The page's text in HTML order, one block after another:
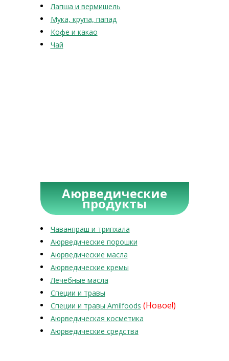
Лапша и вермишель
Мука, крупа, папад
Кофе и какао
Чай
Аюрведические
продукты
Чаванпраш и трипхала
Аюрведические порошки
Аюрведические масла
Аюрведические кремы
Лечебные масла
Специи и травы
Специи и травы Amilfoods (Новое!)
Аюрведическая косметика
Аюрведические средства